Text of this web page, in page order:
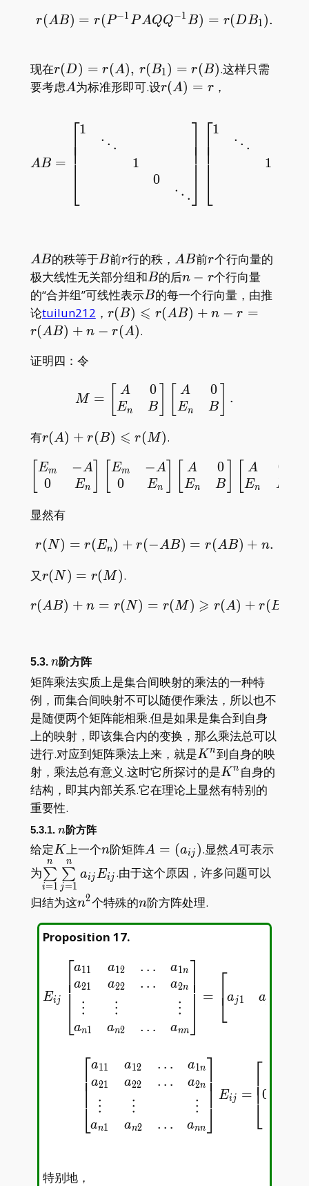
r(AB)=r(P^{-
r(AB) = r(P−1 PAQQ−1B) = r(DB1).
现在r(D)=r(A),\,
r(B_1)=r(B)
r(D) = r(A), r(B1) = r(B).这样只需
要考虑A
A为标准形即可.设r(A)=r
r(A) = r ，
AB =
⎣
⎢⎢⎢⎢
⎢⎡1
⋱
1
0
⋱⎦⎥⎥⎥⎥⎥
⎤
⎣
⎢⎢⎢⎢
⎢⎡1
⋱
1
AB
A B的秩等于B
B前r
r行的秩，AB
A B前r
r个行向量的
极大线性无关部分组和B
B的后n-
r
n − r个行向量
的“合并组”可线性表示B
B的每一个行向量，由推
论tuilun212 ， r(B)\leqslant
r(AB)+n-
r(B) ⩽ r(A B) + n − r =
r(A B) + n − r(A).
证明四：令
M =
A
En
0
B
A
En
0
B
.
有r(A)+r(B)\leqslant
r(A) + r(B) ⩽ r(M).
Em
0
−A
En
Em
0
−A
En ]
A
En
0
B
A
En
0
B
显然有
r(N)=r(E_n)+r(-
r(N ) = r(En ) + r(−AB) = r(AB) + n.
又r(N)=r(M)
r(N ) = r(M ).
r(AB) + n = r(N) = r(M ) ⩾ r(A) + r(B
5.3. n
n阶方阵
矩阵乘法实质上是集合间映射的乘法的一种特
例，而集合间映射不可以随便作乘法，所以也不
是随便两个矩阵能相乘.但是如果是集合到自身
上的映射，即该集合内的变换，那么乘法总可以
进行.对应到矩阵乘法上来，就是K^n
Kn到自身的映
射，乘法总有意义.这时它所探讨的是K^n
Kn 自身的
结构，即其内部关系.它在理论上显然有特别的
重要性.
5.3.1. n
n阶方阵
给定K
K上一个n
n阶矩阵A=
(a_{ij})
A = (aij ).显然A
A可表示
为
i=1
∑
n
j=1
∑
n
aij Eij .由于这个原因，许多问题可以
归结为这n^2
n2个特殊的n
n阶方阵处理.
Proposition 17.
\begin{gathered}
Eij
⎣
⎢⎢⎢⎢⎡a11
a21
⋮
an1
a12
a22
⋮
an2
…
…
…
a1n
a2n
⋮
ann⎦⎥⎥⎥⎥
⎤
= ⎣
⎢
⎡aj1 a
⎣
⎢⎢⎢⎢⎡a11
a21
⋮
an1
a12
a22
⋮
an2
…
…
…
a1n
a2n
⋮
ann⎦⎥⎥⎥⎥
⎤
Eij =
⎣
⎢
⎢
⎢
⎡0
特别地，